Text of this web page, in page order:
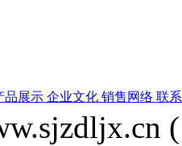
品展示 企业文化 销售网络 联